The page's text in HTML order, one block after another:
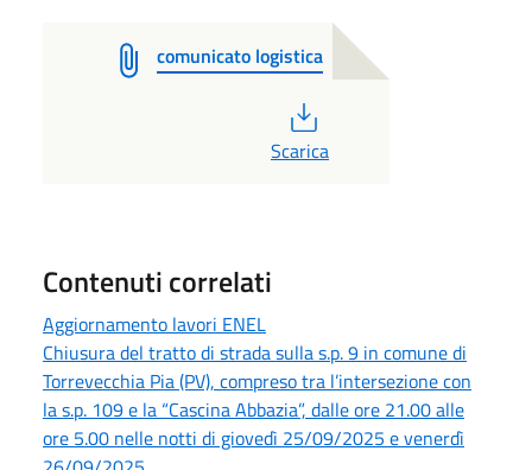
comunicato logistica
Scarica
Contenuti correlati
Aggiornamento lavori ENEL
Chiusura del tratto di strada sulla s.p. 9 in comune di
Torrevecchia Pia (PV), compreso tra l’intersezione con
la s.p. 109 e la “Cascina Abbazia”, dalle ore 21.00 alle
ore 5.00 nelle notti di giovedì 25/09/2025 e venerdì